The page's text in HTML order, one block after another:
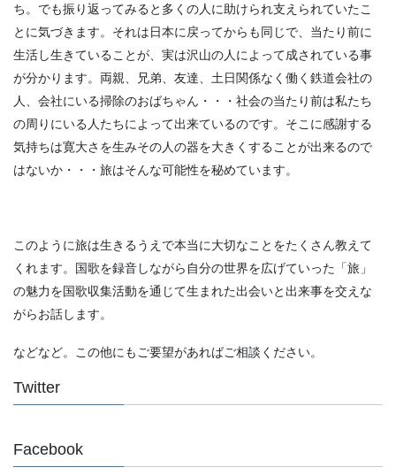
ち。でも振り返ってみると多くの人に助けられ支えられていたこ
とに気づきます。それは日本に戻ってからも同じで、当たり前に
生活し生きていることが、実は沢山の人によって成されている事
が分かります。両親、兄弟、友達、土日関係なく働く鉄道会社の
人、会社にいる掃除のおばちゃん・・・社会の当たり前は私たち
の周りにいる人たちによって出来ているのです。そこに感謝する
気持ちは寛大さを生みその人の器を大きくすることが出来るので
はないか・・・旅はそんな可能性を秘めています。
このように旅は生きるうえで本当に大切なことをたくさん教えて
くれます。国歌を録音しながら自分の世界を広げていった「旅」
の魅力を国歌収集活動を通じて生まれた出会いと出来事を交えな
がらお話します。
などなど。この他にもご要望があればご相談ください。
Twitter
Facebook